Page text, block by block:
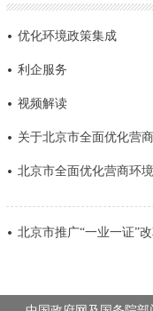
北京要闻
各区热点
政务公开
政策兑现
政务服务
优化环境政策集成
利企服务
视频解读
关于北京市全面优化营
北京市全面优化营商环
北京市推广“一业一证”